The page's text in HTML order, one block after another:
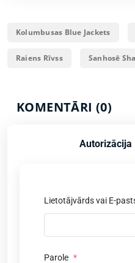
Kolumbusas Blue Jackets
Raiens Rīvss Sanhosē
KOMENTĀRI (0)
Autorizācija
Lietotājvārds vai E-
Parole *